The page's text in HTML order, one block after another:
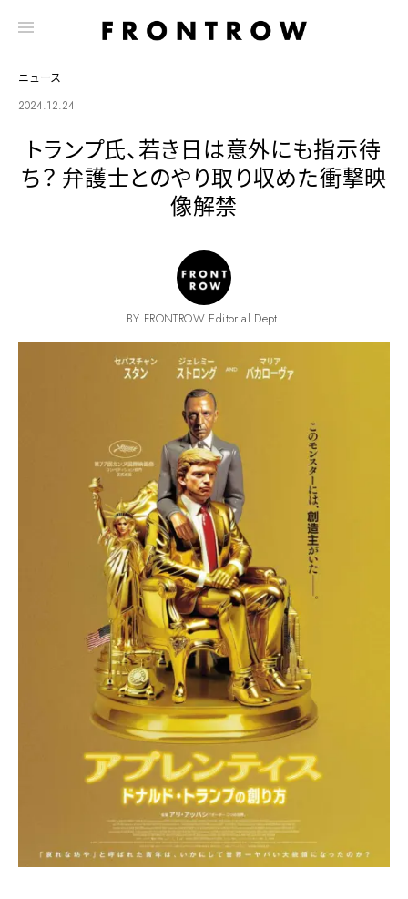
ニュース
2024.12.24
トランプ氏、若き日は意外にも指示待
ち？ 弁護士とのやり取り収めた衝撃映
像解禁
BY FRONTROW Editorial Dept.